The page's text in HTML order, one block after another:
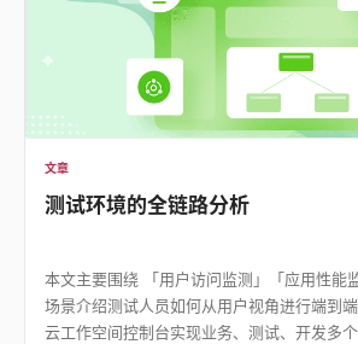
文章
测试环境的全链路分析
本文主要围绕 「用户访问监测」「应用性能
场景介绍测试人员如何从用户视角进行端到
云工作空间控制台实现业务、测试、开发多